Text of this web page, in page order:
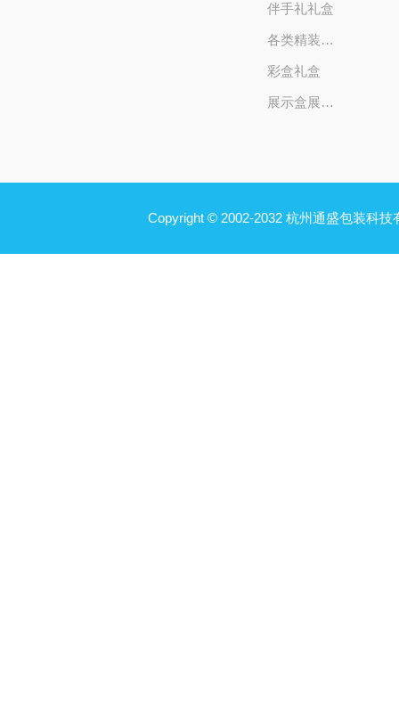
伴手礼礼盒
各类精装礼盒
彩盒礼盒
展示盒展示架
Copyright © 2002-2032 杭州通盛包装科